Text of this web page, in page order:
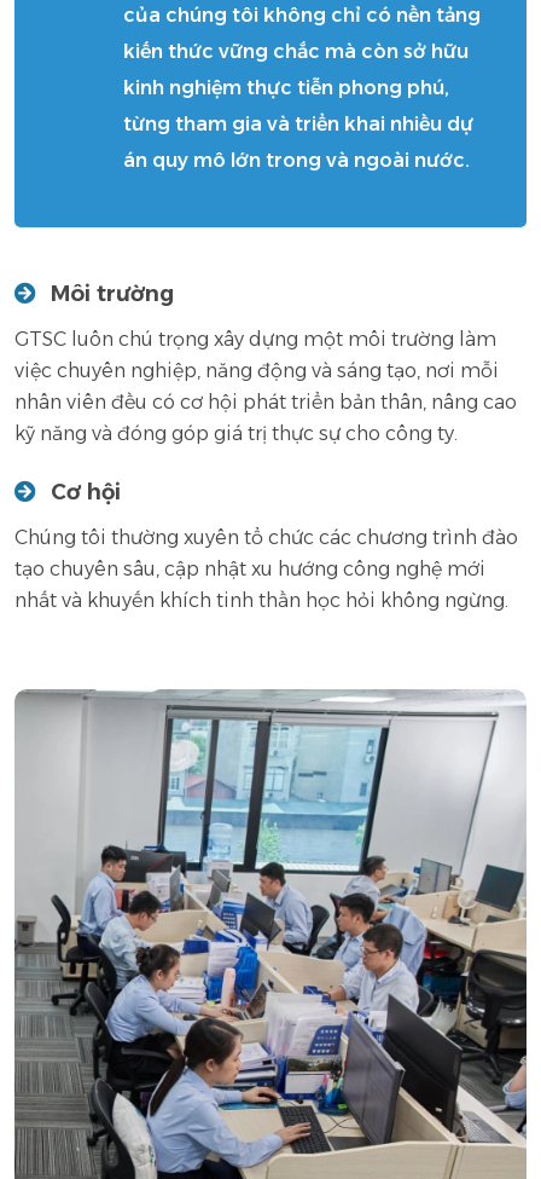
của chúng tôi không chỉ có nền tảng
kiến thức vững chắc mà còn sở hữu
kinh nghiệm thực tiễn phong phú,
từng tham gia và triển khai nhiều dự
án quy mô lớn trong và ngoài nước.
Môi trường
GTSC luôn chú trọng xây dựng một môi trường làm
việc chuyên nghiệp, năng động và sáng tạo, nơi mỗi
nhân viên đều có cơ hội phát triển bản thân, nâng cao
kỹ năng và đóng góp giá trị thực sự cho công ty.
Cơ hội
Chúng tôi thường xuyên tổ chức các chương trình đào
tạo chuyên sâu, cập nhật xu hướng công nghệ mới
nhất và khuyến khích tinh thần học hỏi không ngừng.